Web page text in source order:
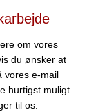
om vores
du ønsker at
vores e-mail
hurtigst muligt.
til os.